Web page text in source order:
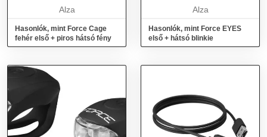
Alza
Hasonlók, mint Force Cage
fehér első + piros hátsó fény
Alza
Hasonlók, mint Force EYES
első + hátsó blinkie